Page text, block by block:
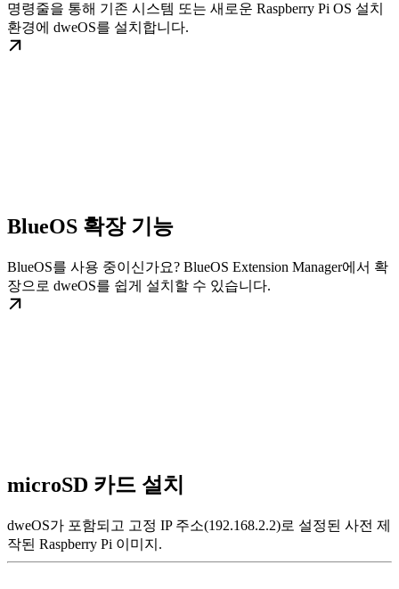
명령줄을 통해 기존 시스템 또는 새로운 Raspberry Pi OS 설치
환경에 dweOS를 설치합니다.
BlueOS 확장 기능
BlueOS를 사용 중이신가요? BlueOS Extension Manager에서 확
장으로 dweOS를 쉽게 설치할 수 있습니다.
microSD 카드 설치
dweOS가 포함되고 고정 IP 주소(192.168.2.2)로 설정된 사전 제
작된 Raspberry Pi 이미지.